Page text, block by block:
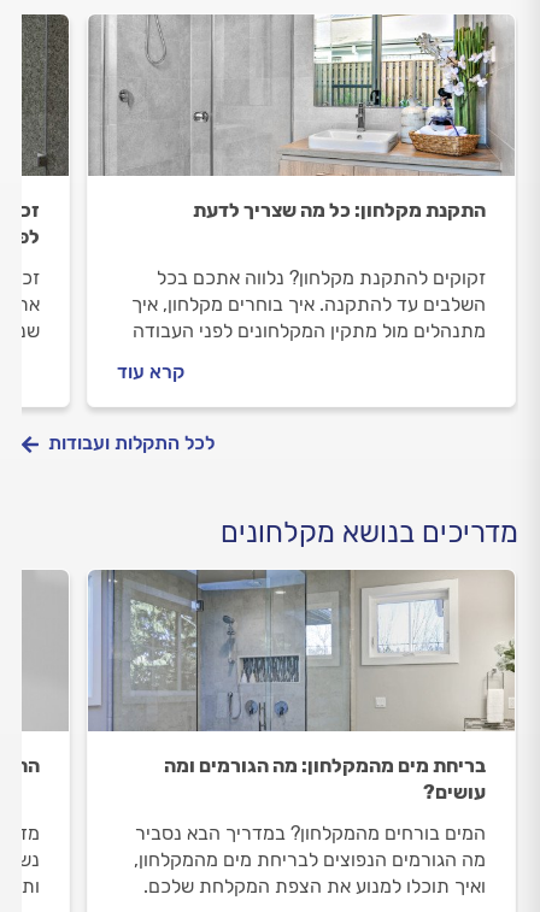
התקנת מקלחון: כל מה שצריך לדעת
זקוקים להתקנת מקלחון? נלווה אתכם בכל
השלבים עד להתקנה. איך בוחרים מקלחון, איך
מתנהלים מול מתקין המקלחונים לפני העבודה
קרא עוד
לכל התקלות ועבודות
מדריכים בנושא מקלחונים
בריחת מים מהמקלחון: מה הגורמים ומה
עושים?
המים בורחים מהמקלחון? במדריך הבא נסביר
מה הגורמים הנפוצים לבריחת מים מהמקלחון,
ואיך תוכלו למנוע את הצפת המקלחת שלכם.